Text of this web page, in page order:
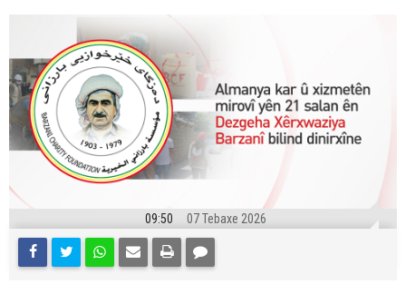
09:50 07 Tebaxe 2026